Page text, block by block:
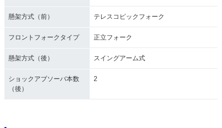
懸架方式（前） テレスコピックフォーク
フロントフォークタイプ 正立フォーク
懸架方式（後） スイングアーム式
ショックアブソーバ本数
（後）
2